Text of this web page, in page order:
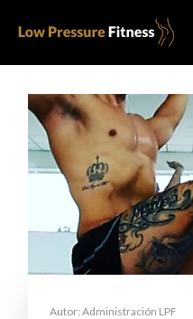
Autor: Administración LPF